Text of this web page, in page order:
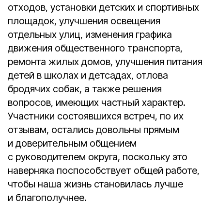
отходов, установки детских и спортивных
площадок, улучшения освещения
отдельных улиц, изменения графика
движения общественного транспорта,
ремонта жилых домов, улучшения питания
детей в школах и детсадах, отлова
бродячих собак, а также решения
вопросов, имеющих частный характер.
Участники состоявшихся встреч, по их
отзывам, остались довольны прямым
и доверительным общением
с руководителем округа, поскольку это
наверняка поспособствует общей работе,
чтобы наша жизнь становилась лучше
и благополучнее.